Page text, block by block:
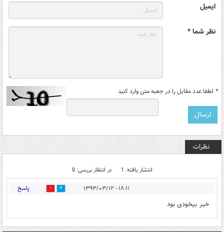
ایمیل
نظر شما *
* لطفا عدد مقابل را در جعبه متن وارد کنید
نظرات
انتشار یافته: 1 در انتظار بررسی: 0
۱۸:۱۱ - ۱۳۹۳/۰۳/۱۲ 0 پاسخ
خبر بیخودی بود